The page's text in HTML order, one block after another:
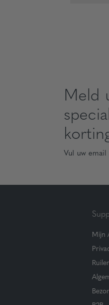
Meld
Vul uw
Mijn